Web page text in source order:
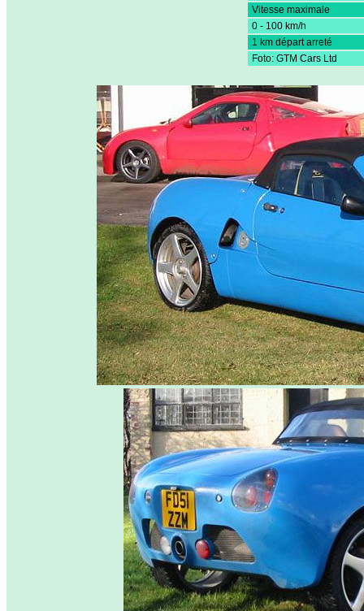
Vitesse maximale
0 - 100 km/h
1 km départ arreté
Foto: GTM Cars Ltd